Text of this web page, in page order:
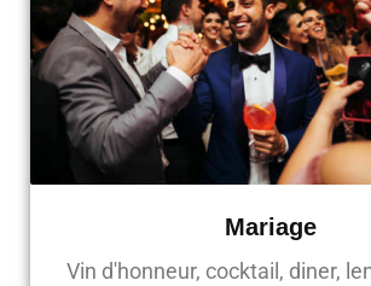
Mariage
Vin d'honneur, cocktail, diner,